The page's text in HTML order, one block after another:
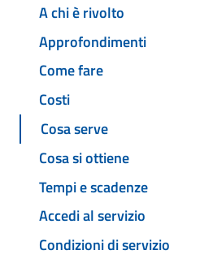
A chi è rivolto
Approfondimenti
Come fare
Costi
Cosa serve
Cosa si ottiene
Tempi e scadenze
Accedi al servizio
Condizioni di servizio